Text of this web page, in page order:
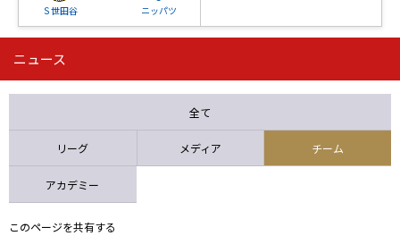
Ｓ世田谷 ニッパツ
第16節 09/05 (土) 15:00
ニッパツ 石人の星
ニュース
全て
リーグ メディア チーム
アカデミー
このページを共有する